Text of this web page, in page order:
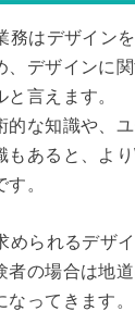
務はデザイン
、デザインに
言えます。
的な知識や、
もあると、よ
。
められるデザ
者の場合は地
ってきます。